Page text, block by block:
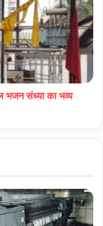
भजन संध्या का भव्य